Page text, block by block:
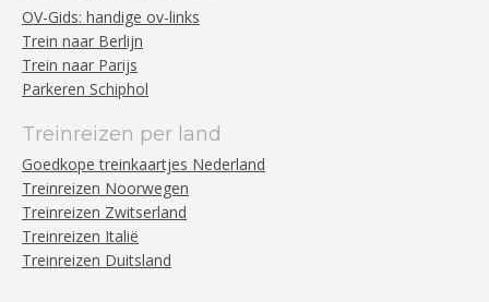
OV-Gids: handige ov-links
Trein naar Berlijn
Trein naar Parijs
Parkeren Schiphol
Treinreizen per land
Goedkope treinkaartjes Nederland
Treinreizen Noorwegen
Treinreizen Zwitserland
Treinreizen Italië
Treinreizen Duitsland